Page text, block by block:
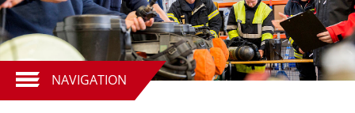
NAVIGATION